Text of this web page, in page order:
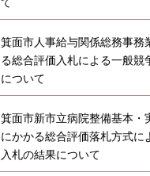
箕面市人事給与関係総務事務
る総合評価入札による一般競
について
箕面市新市立病院整備基本・
にかかる総合評価落札方式に
入札の結果について